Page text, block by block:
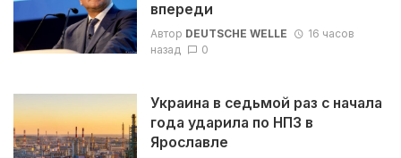
впереди
Автор DEUTSCHE WELLE
16 часов
назад
0
Украина в седьмой раз с начала
года ударила по НПЗ в
Ярославле